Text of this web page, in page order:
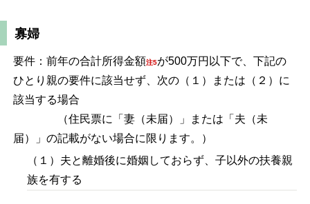
寡婦
要件：前年の合計所得金額注5が500万円以下で、下記の
ひとり親の要件に該当せず、次の（１）または（２）に
該当する場合
（住民票に「妻（未届）」または「夫（未
届）」の記載がない場合に限ります。）
（１）夫と離婚後に婚姻しておらず、子以外の扶養親
族を有する